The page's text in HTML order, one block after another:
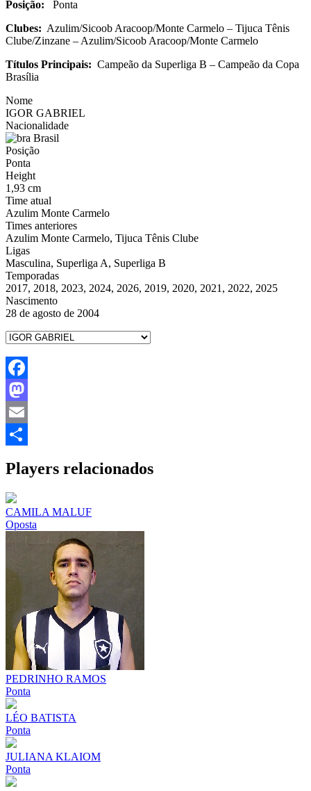
Posição: Ponta
Clubes: Azulim/Sicoob Aracoop/Monte Carmelo – Tijuca Tênis
Clube/Zinzane – Azulim/Sicoob Aracoop/Monte Carmelo
Títulos Principais: Campeão da Superliga B – Campeão da Copa
Brasília
Nome
IGOR GABRIEL
Nacionalidade
Brasil
Posição
Ponta
Height
1,93 cm
Time atual
Azulim Monte Carmelo
Times anteriores
Azulim Monte Carmelo, Tijuca Tênis Clube
Ligas
Masculina, Superliga A, Superliga B
Temporadas
2017, 2018, 2023, 2024, 2026, 2019, 2020, 2021, 2022, 2025
Nascimento
28 de agosto de 2004
Facebook
Mastodon
Email
Players relacionados
CAMILA MALUF
Oposta
PEDRINHO RAMOS
Ponta
LÉO BATISTA
Ponta
JULIANA KLAIOM
Ponta